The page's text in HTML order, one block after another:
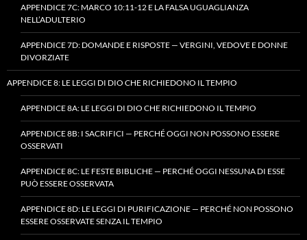
APPENDICE 7C: MARCO 10:11-12 E LA FALSA UGUAGLIANZA
NELL’ADULTERIO
APPENDICE 7D: DOMANDE E RISPOSTE — VERGINI, VEDOVE E DONNE
DIVORZIATE
APPENDICE 8: LE LEGGI DI DIO CHE RICHIEDONO IL TEMPIO
APPENDICE 8A: LE LEGGI DI DIO CHE RICHIEDONO IL TEMPIO
APPENDICE 8B: I SACRIFICI — PERCHÉ OGGI NON POSSONO ESSERE
OSSERVATI
APPENDICE 8C: LE FESTE BIBLICHE — PERCHÉ OGGI NESSUNA DI ESSE
PUÒ ESSERE OSSERVATA
APPENDICE 8D: LE LEGGI DI PURIFICAZIONE — PERCHÉ NON POSSONO
ESSERE OSSERVATE SENZA IL TEMPIO